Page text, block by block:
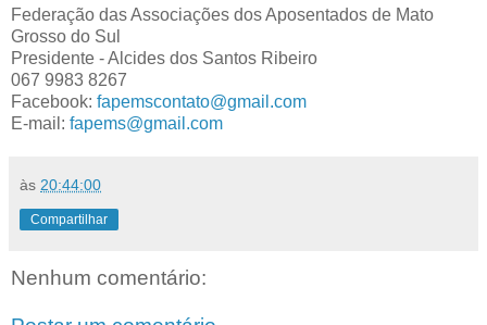
Federação das Associações dos Aposentados de Mato
Grosso do Sul
Presidente - Alcides dos Santos Ribeiro
067 9983 8267
Facebook: fapemscontato@gmail.com
E-mail: fapems@gmail.com
às 20:44:00
Compartilhar
Nenhum comentário: